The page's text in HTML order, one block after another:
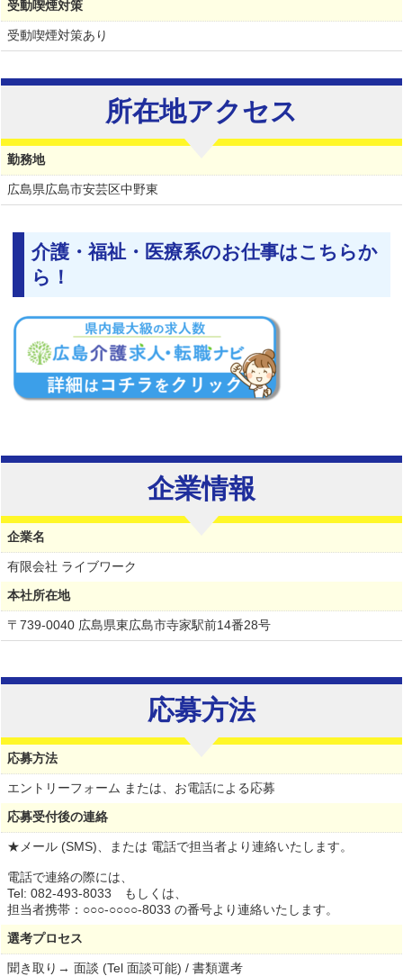
受動喫煙対策
受動喫煙対策あり
所在地アクセス
勤務地
広島県広島市安芸区中野東
介護・福祉・医療系のお仕事はこちらか
ら！
企業情報
企業名
有限会社 ライブワーク
本社所在地
〒739-0040 広島県東広島市寺家駅前14番28号
応募方法
応募方法
エントリーフォーム または、お電話による応募
応募受付後の連絡
★メール (SMS)、または 電話で担当者より連絡いたします。
電話で連絡の際には、
Tel: 082-493-8033 もしくは、
担当者携帯：○○○-○○○○-8033 の番号より連絡いたします。
選考プロセス
聞き取り→ 面談 (Tel 面談可能) / 書類選考